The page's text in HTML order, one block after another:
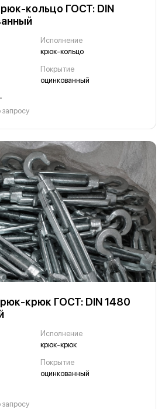
кольцо ГОСТ: DIN
Исполнение
крюк-кольцо
Покрытие
оцинкованный
крюк ГОСТ: DIN 1480
Исполнение
крюк-крюк
Покрытие
оцинкованный